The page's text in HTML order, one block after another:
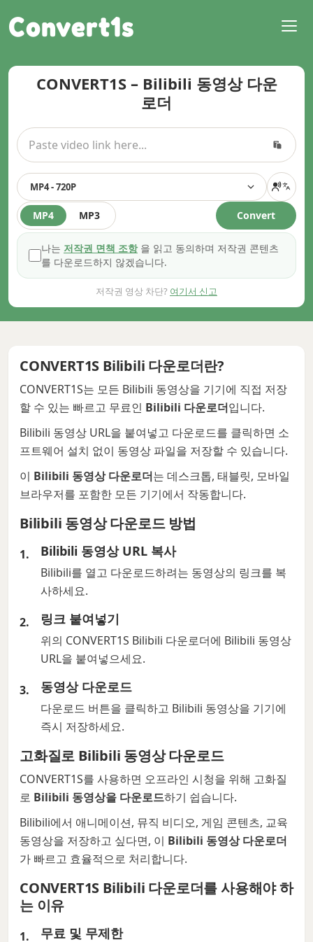
Convert1s
CONVERT1S – Bilibili 동영상 다운
로더
MP4 MP3
MP4 - 720P
Convert
나는 저작권 면책 조항을 읽고 동의하며 저작권 콘텐츠
를 다운로드하지 않겠습니다.
저작권 영상 차단? 여기서 신고
CONVERT1S Bilibili 다운로더란?
CONVERT1S는 모든 Bilibili 동영상을 기기에 직접 저장
할 수 있는 빠르고 무료인 Bilibili 다운로더입니다.
Bilibili 동영상 URL을 붙여넣고 다운로드를 클릭하면 소
프트웨어 설치 없이 동영상 파일을 저장할 수 있습니다.
이 Bilibili 동영상 다운로더는 데스크톱, 태블릿, 모바일
브라우저를 포함한 모든 기기에서 작동합니다.
Bilibili 동영상 다운로드 방법
Bilibili 동영상 URL 복사
Bilibili를 열고 다운로드하려는 동영상의 링크를 복
사하세요.
링크 붙여넣기
위의 CONVERT1S Bilibili 다운로더에 Bilibili 동영상
URL을 붙여넣으세요.
동영상 다운로드
다운로드 버튼을 클릭하고 Bilibili 동영상을 기기에
즉시 저장하세요.
고화질로 Bilibili 동영상 다운로드
CONVERT1S를 사용하면 오프라인 시청을 위해 고화질
로 Bilibili 동영상을 다운로드하기 쉽습니다.
Bilibili에서 애니메이션, 뮤직 비디오, 게임 콘텐츠, 교육
동영상을 저장하고 싶다면, 이 Bilibili 동영상 다운로더
가 빠르고 효율적으로 처리합니다.
CONVERT1S Bilibili 다운로더를 사용해야 하
는 이유
무료 및 무제한